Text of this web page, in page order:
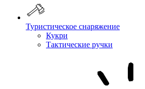
Туристическое снаряжение
Кукри
Тактические ручки